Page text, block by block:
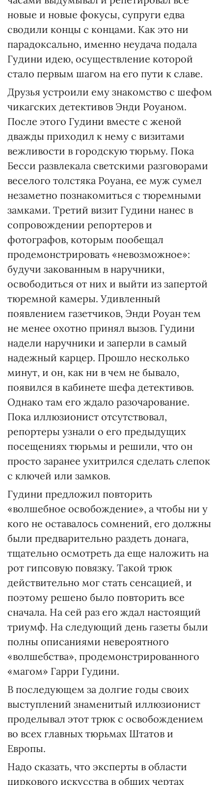
новые и новые фокусы, супруги едва
сводили концы с концами. Как это ни
парадоксально, именно неудача подала
Гудини идею, осуществление которой
стало первым шагом на его пути к славе.
Друзья устроили ему знакомство с шефом
чикагских детективов Энди Роуаном.
После этого Гудини вместе с женой
дважды приходил к нему с визитами
вежливости в городскую тюрьму. Пока
Бесси развлекала светскими разговорами
веселого толстяка Роуана, ее муж сумел
незаметно познакомиться с тюремными
замками. Третий визит Гудини нанес в
сопровождении репортеров и
фотографов, которым пообещал
продемонстрировать «невозможное»:
будучи закованным в наручники,
освободиться от них и выйти из запертой
тюремной камеры. Удивленный
появлением газетчиков, Энди Роуан тем
не менее охотно принял вызов. Гудини
надели наручники и заперли в самый
надежный карцер. Прошло несколько
минут, и он, как ни в чем не бывало,
появился в кабинете шефа детективов.
Однако там его ждало разочарование.
Пока иллюзионист отсутствовал,
репортеры узнали о его предыдущих
посещениях тюрьмы и решили, что он
просто заранее ухитрился сделать слепок
с ключей или замков.
Гудини предложил повторить
«волшебное освобождение», а чтобы ни у
кого не оставалось сомнений, его должны
были предварительно раздеть донага,
тщательно осмотреть да еще наложить на
рот гипсовую повязку. Такой трюк
действительно мог стать сенсацией, и
поэтому решено было повторить все
сначала. На сей раз его ждал настоящий
триумф. На следующий день газеты были
полны описаниями невероятного
«волшебства», продемонстрированного
«магом» Гарри Гудини.
В последующем за долгие годы своих
выступлений знаменитый иллюзионист
проделывал этот трюк с освобождением
во всех главных тюрьмах Штатов и
Европы.
Надо сказать, что эксперты в области
циркового искусства в общих чертах